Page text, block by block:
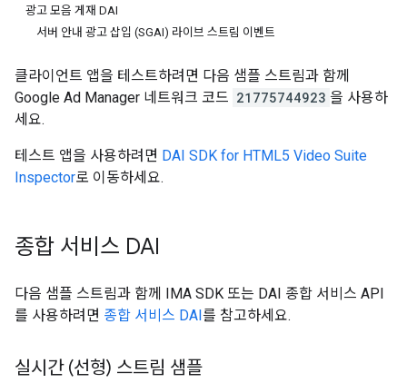
광고 모음 게재 DAI
서버 안내 광고 삽입 (SGAI) 라이브 스트림 이벤트
클라이언트 앱을 테스트하려면 다음 샘플 스트림과 함께
Google Ad Manager 네트워크 코드 21775744923 을 사용하
세요.
테스트 앱을 사용하려면 DAI SDK for HTML5 Video Suite
Inspector로 이동하세요.
종합 서비스 DAI
다음 샘플 스트림과 함께 IMA SDK 또는 DAI 종합 서비스 API
를 사용하려면 종합 서비스 DAI를 참고하세요.
실시간 (선형) 스트림 샘플